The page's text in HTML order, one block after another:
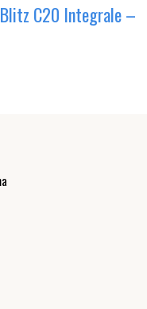
C20 Integrale –